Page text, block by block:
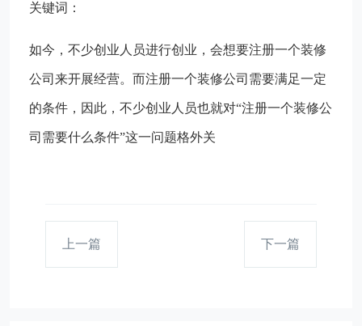
关键词：
如今，不少创业人员进行创业，会想要注册一个装修
公司来开展经营。而注册一个装修公司需要满足一定
的条件，因此，不少创业人员也就对“注册一个装修公
司需要什么条件”这一问题格外关
上一篇 下一篇